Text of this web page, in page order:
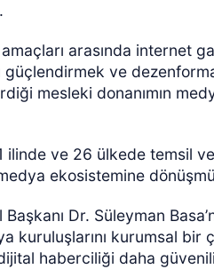
arasında internet
güçlendirmek ve
mesleki donanımın
ilinde ve 26 ülkede temsil
ekosistemine
Başkanı Dr. Süleyman
kuruluşlarını kurumsal bir
haberciliği daha